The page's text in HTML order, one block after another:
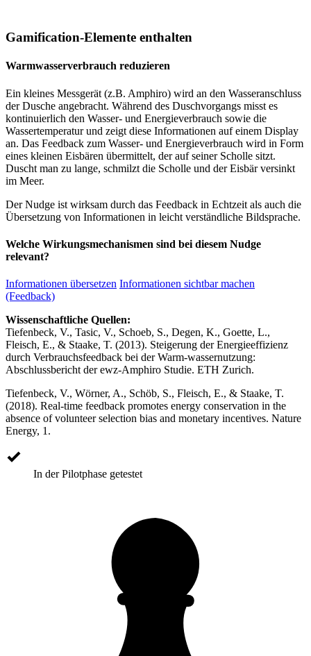
Gamification-Elemente enthalten
Warmwasserverbrauch reduzieren
Ein kleines Messgerät (z.B. Amphiro) wird an den Wasseranschluss
der Dusche angebracht. Während des Duschvorgangs misst es
kontinuierlich den Wasser- und Energieverbrauch sowie die
Wassertemperatur und zeigt diese Informationen auf einem Display
an. Das Feedback zum Wasser- und Energieverbrauch wird in Form
eines kleinen Eisbären übermittelt, der auf seiner Scholle sitzt.
Duscht man zu lange, schmilzt die Scholle und der Eisbär versinkt
im Meer.
Der Nudge ist wirksam durch das Feedback in Echtzeit als auch die
Übersetzung von Informationen in leicht verständliche Bildsprache.
Welche Wirkungsmechanismen sind bei diesem Nudge
relevant?
Informationen übersetzen Informationen sichtbar machen
(Feedback)
Wissenschaftliche Quellen:
Tiefenbeck, V., Tasic, V., Schoeb, S., Degen, K., Goette, L.,
Fleisch, E., & Staake, T. (2013). Steigerung der Energieeffizienz
durch Verbrauchsfeedback bei der Warm-wassernutzung:
Abschlussbericht der ewz-Amphiro Studie. ETH Zurich.
Tiefenbeck, V., Wörner, A., Schöb, S., Fleisch, E., & Staake, T.
(2018). Real-time feedback promotes energy conservation in the
absence of volunteer selection bias and monetary incentives. Nature
Energy, 1.
In der Pilotphase getestet